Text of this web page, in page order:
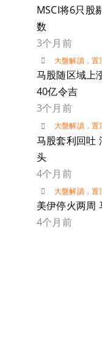
MSCI将6只股
数
3个月前
大盤解讀， 置
马股随区域上
40亿令吉
3个月前
大盤解讀， 置
马股套利回吐
头
4个月前
大盤解讀， 置
美伊停火两周
4个月前